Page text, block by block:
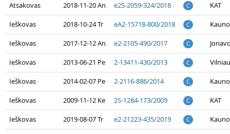
Atsakovas 2018-11-20 An e2S-2059-324/2018 C KAT
Ieškovas 2018-10-24 Tr eA2-15718-800/2018 C
Ieškovas 2017-12-12 An e2-2105-490/2017 C
Ieškovas 2013-06-21 Pe 2-13411-430/2013 C
Ieškovas 2014-02-07 Pe 2-2116-886/2014 C
Ieškovas 2009-11-12 Ke 2S-1284-173/2009 C KAT
Ieškovas 2019-08-07 Tr e2-21223-435/2019 C